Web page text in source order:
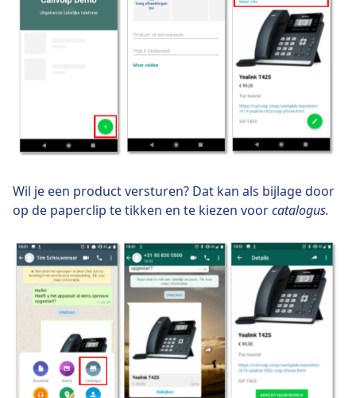
Wil je een product versturen? Dat kan als bijlage door
op de paperclip te tikken en te kiezen voorcatalogus.